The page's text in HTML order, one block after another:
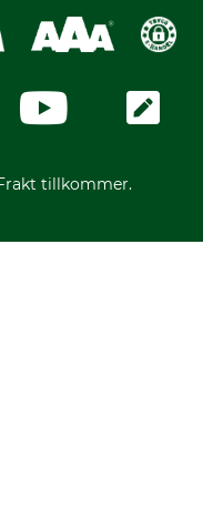
tillkommer.